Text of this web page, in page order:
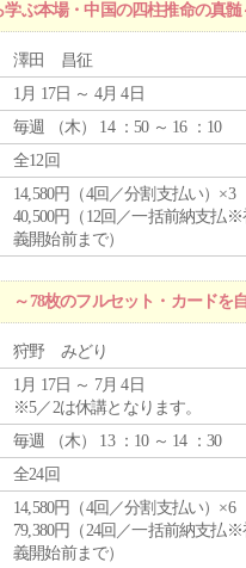
ぶ本場・中国の四柱推命の真髄
澤田 昌征
1月 17日 ～ 4月 4日
毎週 （木） 14 ：50 ～ 16 ：10
全12回
14,580円（4回／分割支払い）×3
40,500円（12回／一括前納支払
義開始前まで）
78枚のフルセット・カードを
狩野 みどり
1月 17日 ～ 7月 4日
※5／2は休講となります。
毎週 （木） 13 ：10 ～ 14 ：30
全24回
14,580円（4回／分割支払い）×6
79,380円（24回／一括前納支払
義開始前まで）